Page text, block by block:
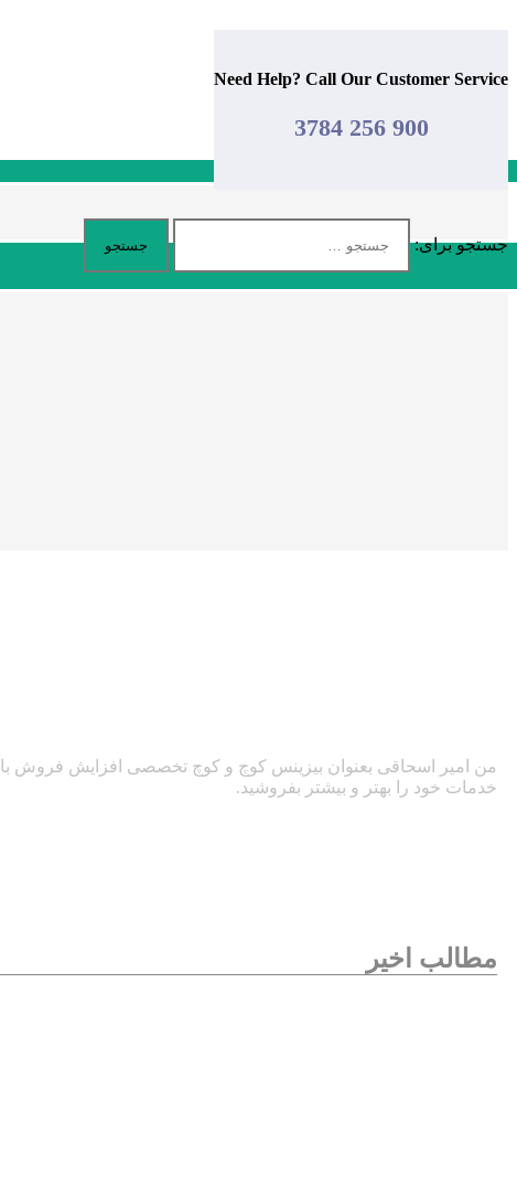
Need Help? Call Our Customer Service
900 256 3784
جستجو برای:
من امیر اسحاقی بعنوان بیزینس کوچ و کوچ تخصصی افزایش فروش
خدمات خود را بهتر و بیشتر بفروشید.
مطالب اخیر